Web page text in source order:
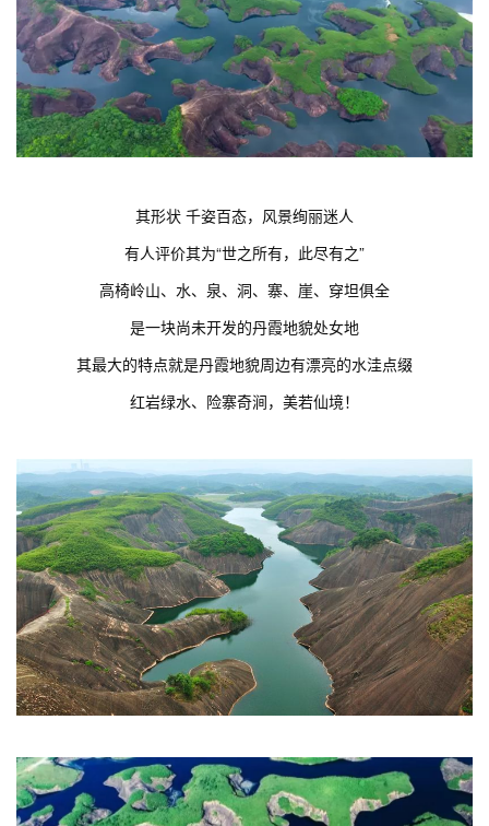
其形状 千姿百态，风景绚丽迷人
有人评价其为“世之所有，此尽有之”
高椅岭山、水、泉、洞、寨、崖、穿坦俱全
是一块尚未开发的丹霞地貌处女地
其最大的特点就是丹霞地貌周边有漂亮的水洼点缀
红岩绿水、险寨奇涧，美若仙境！